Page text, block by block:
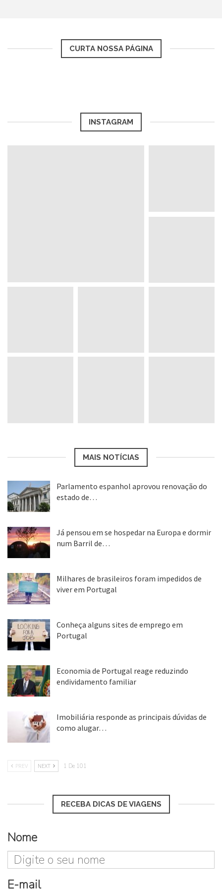
CURTA NOSSA PÁGINA
INSTAGRAM
MAIS NOTÍCIAS
Parlamento espanhol aprovou renovação do
estado de…
Já pensou em se hospedar na Europa e dormir
num Barril de…
Milhares de brasileiros foram impedidos de
viver em Portugal
Conheça alguns sites de emprego em
Portugal
Economia de Portugal reage reduzindo
endividamento familiar
Imobiliária responde as principais dúvidas de
como alugar…
PREV NEXT 1 De 101
RECEBA DICAS DE VIAGENS
Nome
E-mail